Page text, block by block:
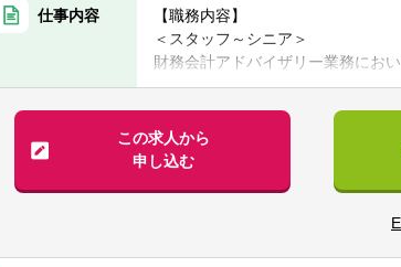
■コンサルティング業界（会計関連
■監査法人の会計監査もしくはアド
▽下記、いずれかの資格等
＜マネージャー＞
▽下記、いずれかの業務経験
■事業会社の経理財務部門や経営企
■コンサルティング業界（会計関
仕事内容
【職務内容】
＜スタッフ～シニア＞
財務会計アドバイザリー業務にお
に従事いただきます。
＜マネージャー＞
財務会計アドバイザリー業務にお
として業務に従事いただきます。
・国際財務報告基準（IFRS）導入
この求人から
申し込む